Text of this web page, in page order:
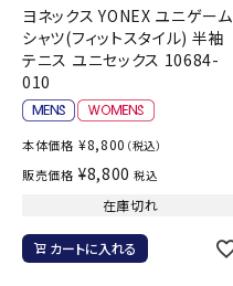
ヨネックス YONEX ユニゲーム
シャツ(フィットスタイル) 半袖
テニス ユニセックス 10684-
010
本体価格 ¥8,800 （税込）
販売価格 ¥8,800 税込
在庫切れ
カートに入れる